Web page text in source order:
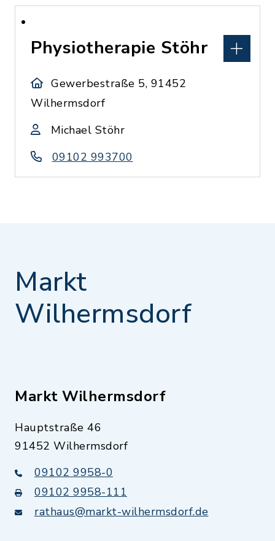
Physiotherapie Stöhr
Gewerbestraße 5, 91452
Wilhermsdorf
Michael Stöhr
09102 993700
Markt
Wilhermsdorf
Markt Wilhermsdorf
Hauptstraße 46
91452 Wilhermsdorf
09102 9958-0
09102 9958-111
rathaus@markt-wilhermsdorf.de